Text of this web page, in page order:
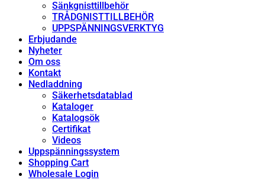
Sänkgnisttillbehör
TRÅDGNISTTILLBEHÖR
UPPSPÄNNINGSVERKTYG
Erbjudande
Nyheter
Om oss
Kontakt
Nedladdning
Säkerhetsdatablad
Kataloger
Katalogsök
Certifikat
Videos
Uppspänningssystem
Shopping Cart
Wholesale Login